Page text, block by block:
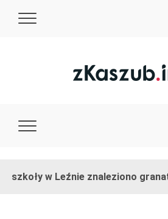
szkoły w Leźnie znaleziono granat!